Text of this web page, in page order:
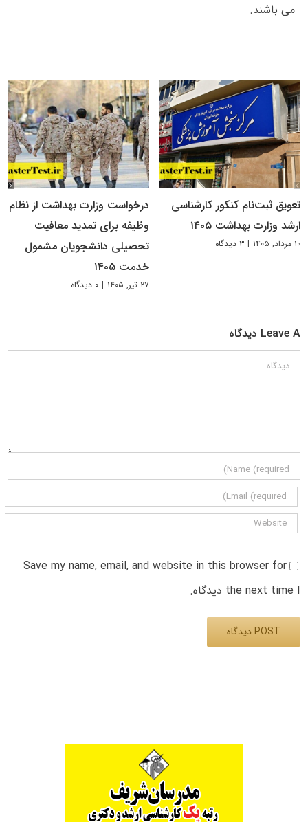
می باشند.
تعویق ثبت‌نام کنکور کارشناسی
ارشد وزارت بهداشت ۱۴۰۵
۱۰ مرداد, ۱۴۰۵ | ۳ دیدگاه
درخواست وزارت بهداشت از نظام
وظیفه برای تمدید معافیت
تحصیلی دانشجویان مشمول
خدمت ۱۴۰۵
۲۷ تیر, ۱۴۰۵ | ۰ دیدگاه
Leave A دیدگاه
دیدگاه
Save my name, email, and website in this browser for
the next time I دیدگاه.